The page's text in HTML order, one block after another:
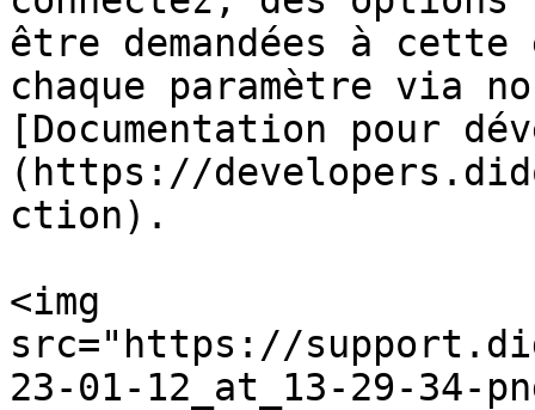
être demandées à
chaque paramètre via
[Documentation pour
(https://
ction).
<img
src="https://
23-01-12_at_13-29-34-